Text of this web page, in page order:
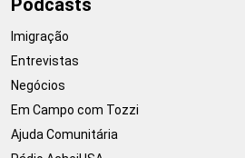
Podcasts
Imigração
Entrevistas
Negócios
Em Campo com Tozzi
Ajuda Comunitária